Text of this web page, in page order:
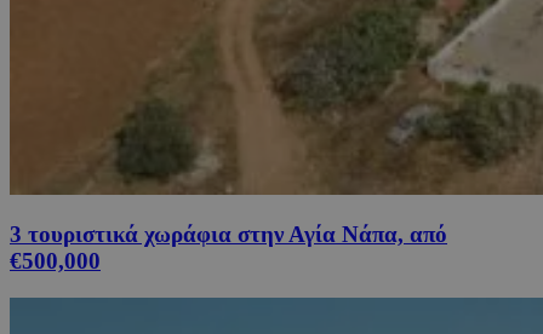
3 τουριστικά χωράφια στην Αγία Νάπα, από
€500,000